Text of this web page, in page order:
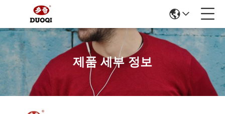
제품 세부 정보